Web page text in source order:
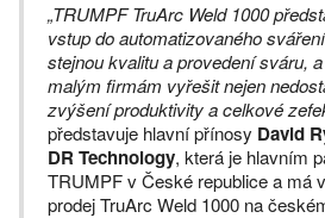
„TRUMPF TruArc Weld 1000
vstup do automatizovaného
stejnou kvalitu a provedení sváru,
malým firmám vyřešit nejen
zvýšení produktivity a celkové
představuje hlavní přínosy David
DR Technology, která je hlavním
TRUMPF v České republice a má
prodej TruArc Weld 1000 na